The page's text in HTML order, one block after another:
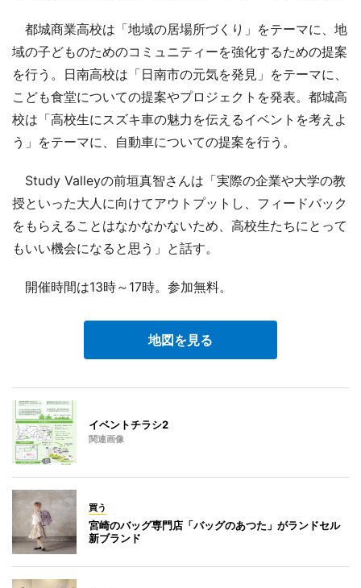
都城商業高校は「地域の居場所づくり」をテーマに、地
域の子どものためのコミュニティーを強化するための提案
を行う。日南高校は「日南市の元気を発見」をテーマに、
こども食堂についての提案やプロジェクトを発表。都城高
校は「高校生にスズキ車の魅力を伝えるイベントを考えよ
う」をテーマに、自動車についての提案を行う。
Study Valleyの前垣真智さんは「実際の企業や大学の教
授といった大人に向けてアウトプットし、フィードバック
をもらえることはなかなかないため、高校生たちにとって
もいい機会になると思う」と話す。
開催時間は13時～17時。参加無料。
地図を見る
イベントチラシ2
関連画像
買う
宮崎のバッグ専門店「バッグのあつた」がランドセル
新ブランド